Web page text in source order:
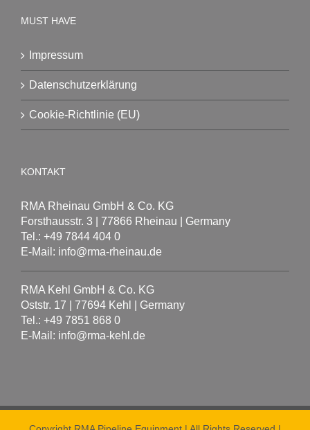
MUST HAVE
Impressum
Datenschutzerklärung
Cookie-Richtlinie (EU)
KONTAKT
RMA Rheinau GmbH & Co. KG
Forsthausstr. 3 | 77866 Rheinau | Germany
Tel.: +49 7844 404 0
E-Mail: info@rma-rheinau.de
RMA Kehl GmbH & Co. KG
Oststr. 17 | 77694 Kehl | Germany
Tel.: +49 7851 868 0
E-Mail: info@rma-kehl.de